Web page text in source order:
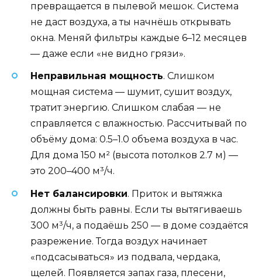
превращается в пылевой мешок. Система
не даст воздуха, а ты начнёшь открывать
окна. Меняй фильтры каждые 6–12 месяцев
— даже если «не видно грязи».
Неправильная мощность. Слишком
мощная система — шумит, сушит воздух,
тратит энергию. Слишком слабая — не
справляется с влажностью. Рассчитывай по
объёму дома: 0.5–1.0 объема воздуха в час.
Для дома 150 м² (высота потолков 2.7 м) —
это 200–400 м³/ч.
Нет балансировки. Приток и вытяжка
должны быть равны. Если ты вытягиваешь
300 м³/ч, а подаёшь 250 — в доме создаётся
разрежение. Тогда воздух начинает
«подсасываться» из подвала, чердака,
щелей. Появляется запах газа, плесени,